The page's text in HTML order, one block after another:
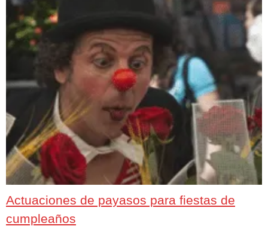
Actuaciones de payasos para fiestas de
cumpleaños